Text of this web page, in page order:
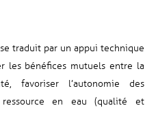
se traduit par un appui technique
les bénéfices mutuels entre la
favoriser l’autonomie des
en eau (qualité et